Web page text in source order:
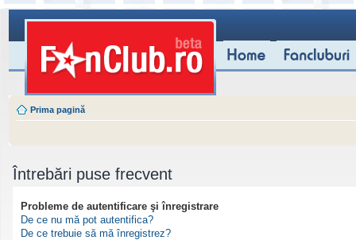
Prima pagină
Întrebări puse frecvent
Probleme de autentificare şi înregistrare
De ce nu mă pot autentifica?
De ce trebuie să mă înregistrez?